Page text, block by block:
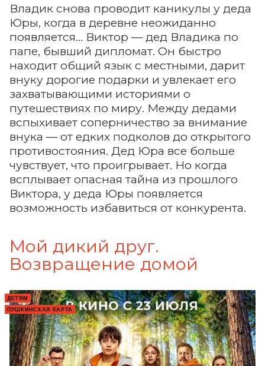
Владик снова проводит каникулы у деда
Юры, когда в деревне неожиданно
появляется… Виктор — дед Владика по
папе, бывший дипломат. Он быстро
находит общий язык с местными, дарит
внуку дорогие подарки и увлекает его
захватывающими историями о
путешествиях по миру. Между дедами
вспыхивает соперничество за внимание
внука — от едких подколов до открытого
противостояния. Дед Юра все больше
чувствует, что проигрывает. Но когда
всплывает опасная тайна из прошлого
Виктора, у деда Юры появляется
возможность избавиться от конкурента.
Мой дикий друг.
Возвращение домой
ДЕТЯМ
ПУШКИНСКАЯ КАРТА